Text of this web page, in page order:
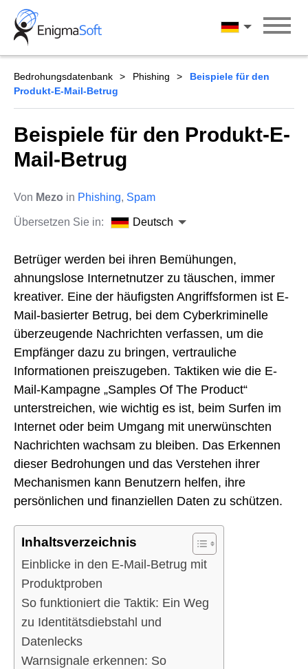
Skip
content
Deutsch
Bedrohungsdatenbank Phishing
Beispiele für den
Produkt-E-Mail-Betrug
Beispiele für den Produkt-E-
Mail-Betrug
Von Mezo in Phishing, Spam
Übersetzen Sie in: Deutsch
Betrüger werden bei ihren Bemühungen,
ahnungslose Internetnutzer zu täuschen, immer
kreativer. Eine der häufigsten Angriffsformen ist E-
Mail-basierter Betrug, bei dem Cyberkriminelle
überzeugende Nachrichten verfassen, um die
Empfänger dazu zu bringen, vertrauliche
Informationen preiszugeben. Taktiken wie die E-
Mail-Kampagne „Samples Of The Product“
unterstreichen, wie wichtig es ist, beim Surfen im
Internet oder beim Umgang mit unerwünschten
Nachrichten wachsam zu bleiben. Das Erkennen
dieser Bedrohungen und das Verstehen ihrer
Mechanismen kann Benutzern helfen, ihre
persönlichen und finanziellen Daten zu schützen.
Inhaltsverzeichnis
Einblicke in den E-Mail-Betrug mit
Produktproben
So funktioniert die Taktik: Ein Weg
zu Identitätsdiebstahl und
Datenlecks
Warnsignale erkennen: So